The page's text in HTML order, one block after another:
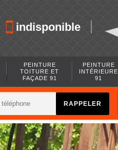
indisponible
PEINTURE
TOITURE ET
FAÇADE 91
PEINTURE
INTÉRIEURE
91